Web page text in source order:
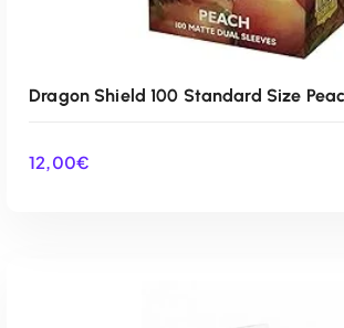
Dragon Shield 100 Standard Size
12,00€